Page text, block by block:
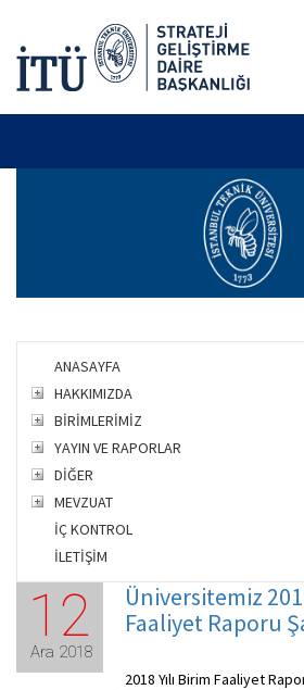
ANASAYFA
HAKKIMIZDA
BİRİMLERİMİZ
YAYIN VE RAPORLAR
DİĞER
MEVZUAT
İÇ KONTROL
İLETİŞİM
12
Ara 2018
Üniversitemiz
Faaliyet Raporu
2018 Yılı Birim Faaliyet